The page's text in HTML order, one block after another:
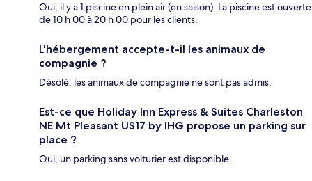
Oui, il y a 1 piscine en plein air (en saison). La piscine est ouverte
de 10 h 00 à 20 h 00 pour les clients.
L'hébergement accepte-t-il les animaux de
compagnie ?
Désolé, les animaux de compagnie ne sont pas admis.
Est-ce que Holiday Inn Express & Suites Charleston
NE Mt Pleasant US17 by IHG propose un parking sur
place ?
Oui, un parking sans voiturier est disponible.